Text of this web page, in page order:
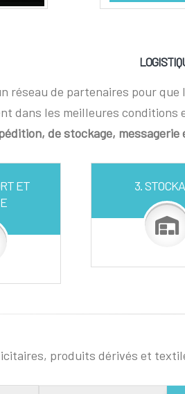
réseau de partenaires pour
dans les meilleures conditions
de stockage,
ET
3.
produits dérivés et